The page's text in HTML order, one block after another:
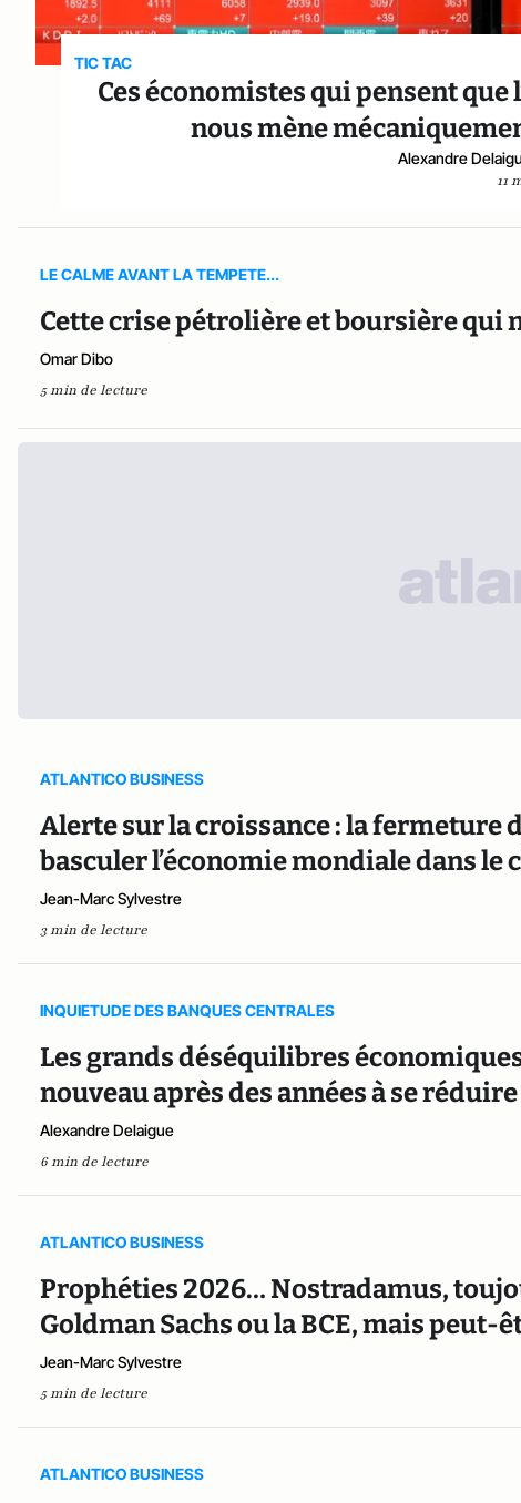
TIC TAC
Ces économistes qui pensent
nous mène
Alexandre
11
LE CALME AVANT LA TEMPETE...
Cette crise pétrolière et boursière qui
Omar Dibo
5 min de lecture
ATLANTICO BUSINESS
Alerte sur la croissance : la fermeture
basculer l’économie mondiale dans le
Jean-Marc Sylvestre
3 min de lecture
INQUIETUDE DES BANQUES CENTRALES
Les grands déséquilibres
nouveau après des années à se réduire
Alexandre Delaigue
6 min de lecture
ATLANTICO BUSINESS
Prophéties 2026… Nostradamus,
Goldman Sachs ou la BCE, mais
Jean-Marc Sylvestre
5 min de lecture
ATLANTICO BUSINESS